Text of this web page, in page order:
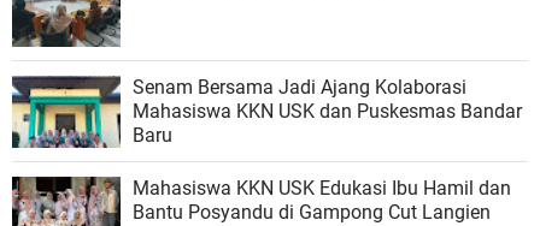
Senam Bersama Jadi Ajang Kolaborasi
Mahasiswa KKN USK dan Puskesmas Bandar
Baru
Mahasiswa KKN USK Edukasi Ibu Hamil dan
Bantu Posyandu di Gampong Cut Langien